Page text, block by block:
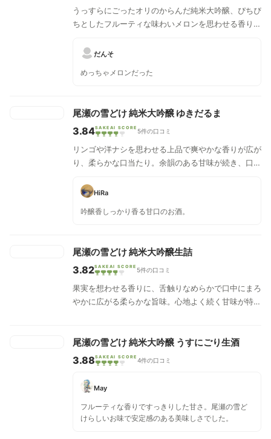
うっすらにごったオリのからんだ純米大吟醸、ぴちぴ
ちとしたフルーティな味わいメロンを思わせる香り、
なお米の旨みとうっすらオリのコクもあり！軽いガス
だんそ
めっちゃメロンだった
尾瀬の雪どけ 純米大吟醸 ゆきだるま
3.84SAKEAI SCORE 5件の口コミ
リンゴや洋ナシを思わせる上品で爽やかな香りが広が
り、柔らかな口当たり。余韻のある甘味が続き、口中
ます。HiRa
吟醸香しっかり香る甘口のお酒。
尾瀬の雪どけ 純米大吟醸生詰
3.82SAKEAI SCORE 5件の口コミ
果実を想わせる香りに、舌触りなめらかで口中にまろ
やかに広がる柔らかな旨味。心地よく続く甘味が特徴
尾瀬の雪どけ 純米大吟醸 うすにごり生酒
3.88SAKEAI SCORE 4件の口コミ
May
フルーティな香りですっきりした甘さ。尾瀬の雪ど
けらしいお味で安定感のある美味しさでした。